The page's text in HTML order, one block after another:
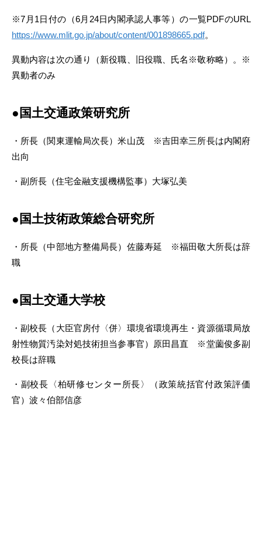
※7月1日付の（6月24日内閣承認人事等）の一覧PDFのURL
https://www.mlit.go.jp/about/content/001898665.pdf。
異動内容は次の通り（新役職、旧役職、氏名※敬称略）。※
異動者のみ
●国土交通政策研究所
・所長（関東運輸局次長）米山茂 ※吉田幸三所長は内閣府
出向
・副所長（住宅金融支援機構監事）大塚弘美
●国土技術政策総合研究所
・所長（中部地方整備局長）佐藤寿延 ※福田敬大所長は辞
職
●国土交通大学校
・副校長（大臣官房付〈併〉環境省環境再生・資源循環局放
射性物質汚染対処技術担当参事官）原田昌直 ※堂薗俊多副
校長は辞職
・副校長〈柏研修センター所長〉（政策統括官付政策評価
官）波々伯部信彦